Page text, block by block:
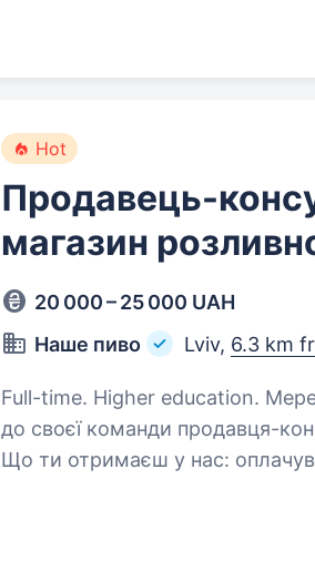
Hot
Продавець-
магазин
20 000 – 25 000 UAH
Наше пиво
Lviv, 6.3 km
Full-time. Higher education. Мережа магазинів розливного пива, шукає
до своєї команди продавця-
Що ти отримаєш у нас: оплачуване 5-ти денне стажування з підтримкою